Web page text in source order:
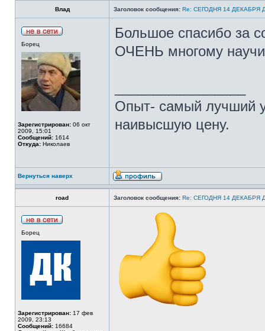
Влад Заголовок сообщения: Re: СЕГОДНЯ 14
Борец
Зарегистрирован: 06 окт
2009, 15:01
Сообщений: 1614
Откуда: Николаев
Большое спасибо за
ОЧЕНЬ многому
Опыт- самый лучший
наивысшую цену.
Вернуться наверх
road Заголовок сообщения: Re: СЕГОДНЯ 14
Борец
Зарегистрирован: 17 фев
2009, 23:13
Сообщений: 16684